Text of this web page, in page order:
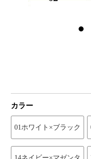
カラー
01ホワイト×ブラック